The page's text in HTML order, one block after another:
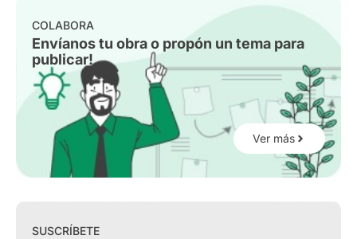
COLABORA
Envíanos tu obra o propón un tema para
publicar!
Ver más
SUSCRÍBETE